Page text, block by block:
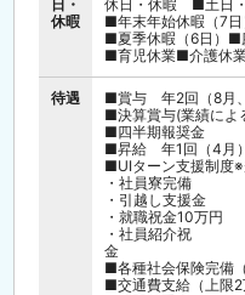
日・
休暇
休日・休暇 ■土日
■年末年始休暇（7
■夏季休暇（6日）■
■育児休業■介護休
待遇
■賞与 年2回（8月、
■決算賞与(業績によ
■四半期報奨金
■昇給 年1回（4月）
■UIターン支援制度※
・社員寮完備
・引越し支援金
・就職祝金10万円
・社員紹介祝
■各種社会保険完備
■交通費支給（上限2